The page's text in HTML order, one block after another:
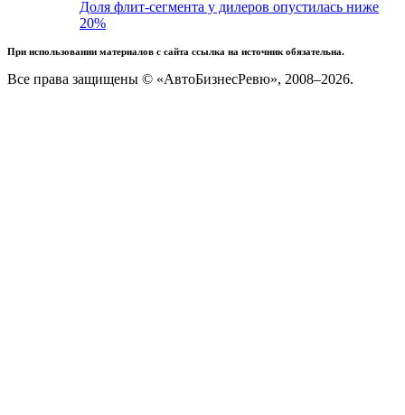
Доля флит-сегмента у дилеров опустилась ниже
20%
При использовании материалов с сайта ссылка на источник обязательна.
Все права защищены © «АвтоБизнесРевю», 2008–2026.